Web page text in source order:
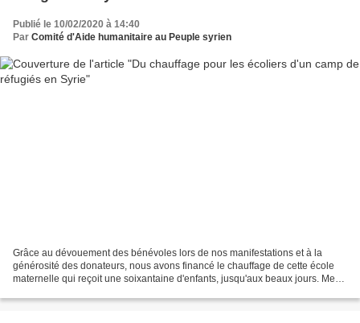
Publié le 10/02/2020 à 14:40
Par Comité d'Aide humanitaire au Peuple syrien
Grâce au dévouement des bénévoles lors de nos manifestations et à la
générosité des donateurs, nous avons financé le chauffage de cette école
maternelle qui reçoit une soixantaine d'enfants, jusqu'aux beaux jours. Merci